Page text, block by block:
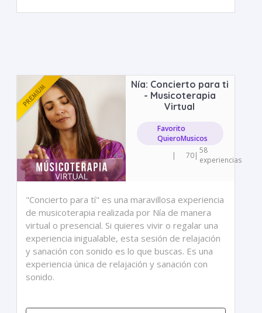
Nía: Concierto para ti
- Musicoterapia
Virtual
Favorito
QuieroMusicos
4.5
| 70| 58
experiencias
"Concierto para tí" es una maravillosa experiencia
de musicoterapia realizada por Nía de manera
virtual o presencial. Si quieres vivir o regalar una
experiencia inigualable, esta sesión de relajación
y sanación con sonido es lo que buscas. Es una
experiencia única de relajación y sanación con
sonido.